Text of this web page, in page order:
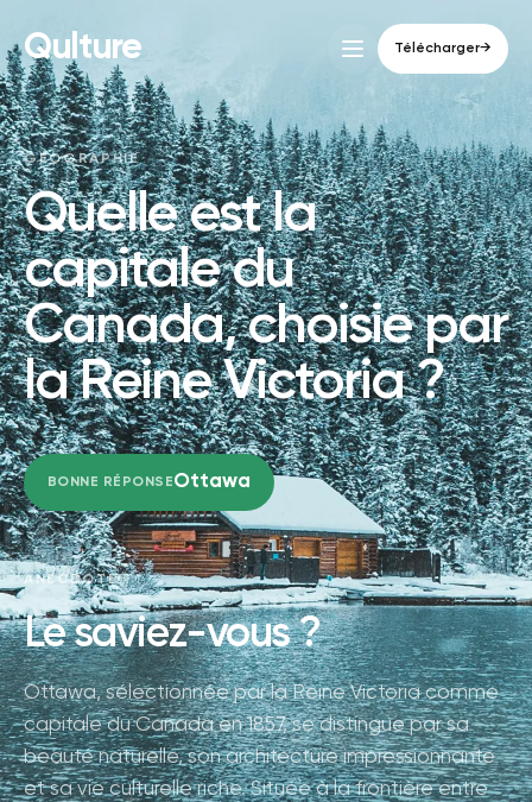
Qulture Télécharger→
GÉOGRAPHIE
Quelle est la
capitale du
Canada, choisie par
la Reine Victoria ?
BONNE RÉPONSEOttawa
ANECDOTE
Le saviez-vous ?
Ottawa, sélectionnée par la Reine Victoria comme
capitale du Canada en 1857, se distingue par sa
beauté naturelle, son architecture impressionnante
et sa vie culturelle riche. Située à la frontière entre